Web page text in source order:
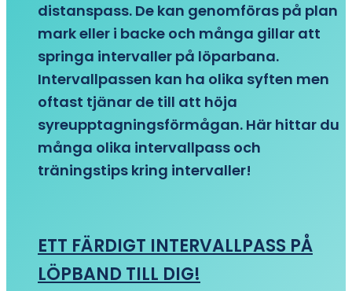
distanspass. De kan genomföras på plan
mark eller i backe och många gillar att
springa intervaller på löparbana.
Intervallpassen kan ha olika syften men
oftast tjänar de till att höja
syreupptagningsförmågan. Här hittar du
många olika intervallpass och
träningstips kring intervaller!
ETT FÄRDIGT INTERVALLPASS PÅ
LÖPBAND TILL DIG!